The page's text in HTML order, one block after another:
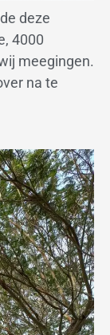
deze
4000
meegingen.
na te